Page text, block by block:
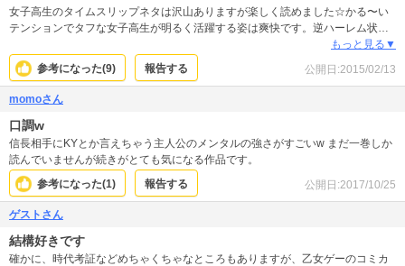
女子高生のタイムスリップネタは沢山ありますが楽しく読めました☆かる〜い
テンションでタフな女子高生が明るく活躍する姿は爽快です。逆ハーレム状態
の中成長する主人公が羨ましい♡代ってほしい位！いや、代わりたい‼︎もっと見る▼
参考になった(9) 報告する 公開日:2015/02/13
momoさん
口調w
信長相手にKYとか言えちゃう主人公のメンタルの強さがすごいw まだ一巻しか
読んでいませんが続きがとても気になる作品です。
参考になった(1) 報告する 公開日:2017/10/25
ゲストさん
結構好きです
確かに、時代考証などめちゃくちゃなところもありますが、乙女ゲーのコミカ